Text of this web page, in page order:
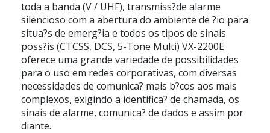
toda a banda (V / UHF), transmiss?de alarme
silencioso com a abertura do ambiente de ?io para
situa?s de emerg?ia e todos os tipos de sinais
poss?is (CTCSS, DCS, 5-Tone Multi) VX-2200E
oferece uma grande variedade de possibilidades
para o uso em redes corporativas, com diversas
necessidades de comunica? mais b?cos aos mais
complexos, exigindo a identifica? de chamada, os
sinais de alarme, comunica? de dados e assim por
diante.